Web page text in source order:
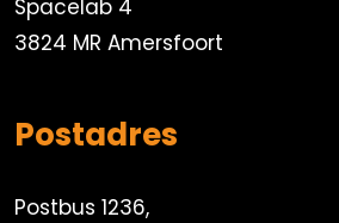
Spacelab 4
3824 MR Amersfoort
Postadres
Postbus 1236,